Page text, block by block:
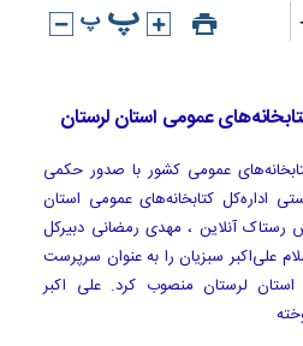
عمومی استان لرستان
عمومی کشور با صدور حکمی
اداره‌کل کتابخانه‌های عمومی استان
رستاک آنلاین ، مهدی رمضانی دبیرکل
علی‌اکبر سبزیان را به عنوان سرپرست
استان لرستان منصوب کرد. علی اکبر